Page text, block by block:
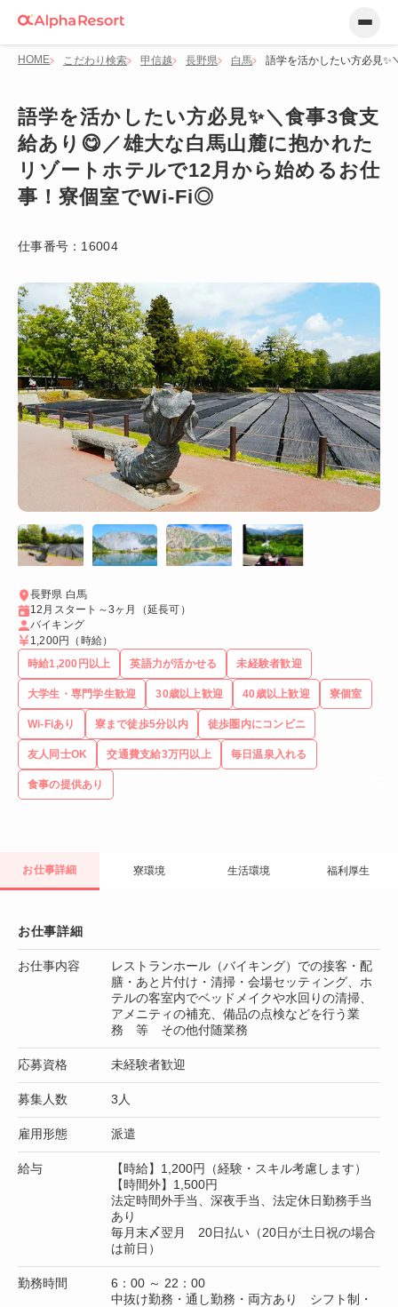
HOME こだわり検索 甲信越 長野県 白馬 語学を活かしたい方必見
語学を活かしたい方必見✨＼食事3食支
給あり😋／雄大な白馬山麓に抱かれた
リゾートホテルで12月から始めるお仕
事！寮個室でWi-Fi◎
仕事番号： 16004
長野県 白馬
12月スタート～3ヶ月（延長可）
バイキング
1,200円 （時給）
時給1,200円以上
英語力が活かせる 未経験者歓迎
大学生・専門学生歓迎 30歳以上歓迎 40歳以上歓迎 寮個室
Wi-Fiあり 寮まで徒歩5分以内 徒歩圏内にコンビニ
友人同士OK 交通費支給3万円以上 毎日温泉入れる
食事の提供あり
お仕事詳細 寮環境 生活環境 福利厚生
お仕事詳細
お仕事内容
レストランホール（バイキング）での接客・配
膳・あと片付け・清掃・会場セッティング、ホ
テルの客室内でベッドメイクや水回りの清掃、
アメニティの補充、備品の点検などを行う業
務 等 その他付随業務
応募資格 未経験者歓迎
募集人数 3人
雇用形態 派遣
給与
【時給】1,200円（経験・スキル考慮します）
【時間外】1,500円
法定時間外手当、深夜手当、法定休日勤務手当
あり
毎月末〆翌月 20日払い（20日が土日祝の場合
は前日）
勤務時間
6：00 ～ 22：00
中抜け勤務・通し勤務・両方あり シフト制・